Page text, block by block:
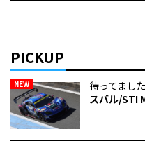
PICKUP
NEW
待ってまし
スバル/STI